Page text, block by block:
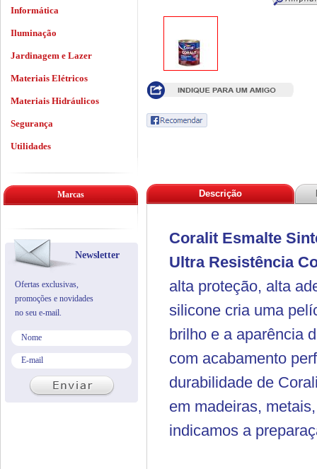
Descrição
Coralit Esmalte
Ultra Resistência
alta proteção, alta
silicone cria uma
brilho e a aparência
com acabamento
durabilidade de
em madeiras,
indicamos a
Informática
Iluminação
Jardinagem e Lazer
Materiais Elétricos
Materiais Hidráulicos
Segurança
Utilidades
Marcas
Newsletter
Ofertas exclusivas,
promoções e novidades
no seu e-mail.